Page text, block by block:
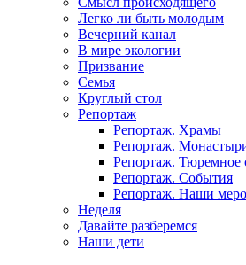
Легко ли быть молодым
Вечерний канал
В мире экологии
Призвание
Семья
Круглый стол
Репортаж
Репортаж. Храмы
Репортаж.
Репортаж. Тюремное
Репортаж. События
Репортаж. Наши
Неделя
Давайте разберемся
Наши дети